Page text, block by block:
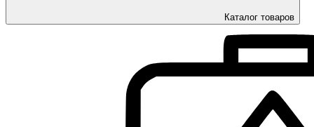
Каталог товаров